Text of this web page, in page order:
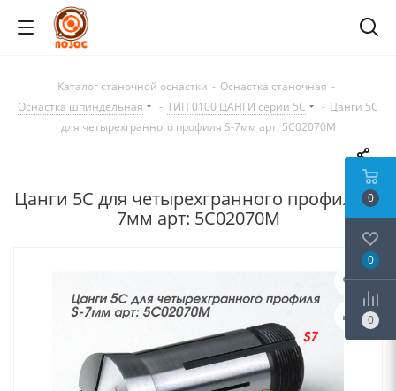
Каталог станочной оснастки - Оснастка станочная -
Оснастка шпиндельная
- ТИП 0100 ЦАНГИ серии 5C - Цанги 5С
для четырехгранного профиля S-7мм арт: 5C02070M
Цанги 5С для четырехгранного профиля S-
7мм арт: 5C02070M
0
0
0